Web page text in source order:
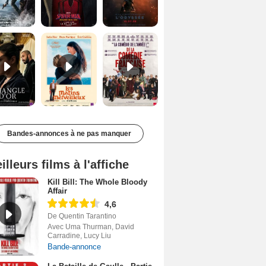
Le Triangle d'or Bande-annonce VF De la Comédie-Française Teaser VF
Bandes-annonces à ne pas manquer
films à l'affiche
Kill Bill: The Whole Bloody
Affair
4,6
De Quentin Tarantino
Avec Uma Thurman, David
Carradine, Lucy Liu
Bande-annonce